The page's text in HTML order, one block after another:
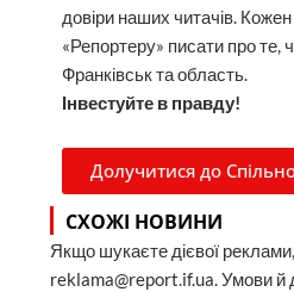
довіри наших читачів.
«Репортеру» писати про те,
Франківськ та область.
Інвестуйте в правду!
Долучитися до
СХОЖІ НОВИНИ
Якщо шукаєте дієвої
reklama@report.if.ua. Умови й